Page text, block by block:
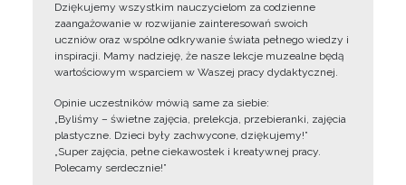
Dziękujemy wszystkim nauczycielom za codzienne
zaangażowanie w rozwijanie zainteresowań swoich
uczniów oraz wspólne odkrywanie świata pełnego wiedzy i
inspiracji. Mamy nadzieję, że nasze lekcje muzealne będą
wartościowym wsparciem w Waszej pracy dydaktycznej.
Opinie uczestników mówią same za siebie:
„Byliśmy – świetne zajęcia, prelekcja, przebieranki, zajęcia
plastyczne. Dzieci były zachwycone, dziękujemy!”
„Super zajęcia, pełne ciekawostek i kreatywnej pracy.
Polecamy serdecznie!”